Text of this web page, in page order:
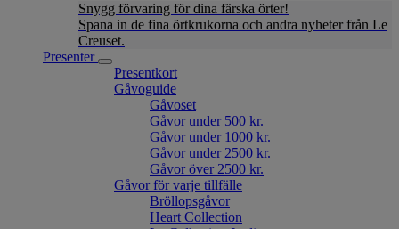
Snygg förvaring för dina färska örter!
Spana in de fina örtkrukorna och andra nyheter från Le
Creuset.
Presenter
Presentkort
Gåvoguide
Gåvoset
Gåvor under 500 kr.
Gåvor under 1000 kr.
Gåvor under 2500 kr.
Gåvor över 2500 kr.
Gåvor för varje tillfälle
Bröllopsgåvor
Heart Collection